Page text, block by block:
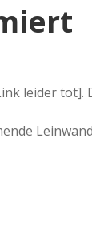
i
n
e
leider tot].